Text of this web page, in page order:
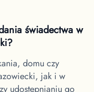
świadectwa w
?
domu czy
, jak i w
udostępnianiu go